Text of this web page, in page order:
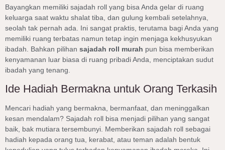
Bayangkan memiliki sajadah roll yang bisa Anda gelar di ruang
keluarga saat waktu shalat tiba, dan gulung kembali setelahnya,
seolah tak pernah ada. Ini sangat praktis, terutama bagi Anda yang
memiliki ruang terbatas namun tetap ingin menjaga kekhusyukan
ibadah. Bahkan pilihan sajadah roll murah pun bisa memberikan
kenyamanan luar biasa di ruang pribadi Anda, menciptakan sudut
ibadah yang tenang.
Ide Hadiah Bermakna untuk Orang Terkasih
Mencari hadiah yang bermakna, bermanfaat, dan meninggalkan
kesan mendalam? Sajadah roll bisa menjadi pilihan yang sangat
baik, bak mutiara tersembunyi. Memberikan sajadah roll sebagai
hadiah kepada orang tua, kerabat, atau teman adalah bentuk